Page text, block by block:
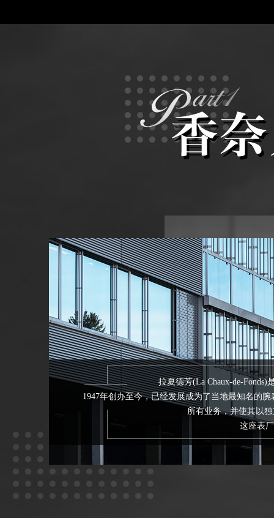
拉夏德芳(La Chaux-de-
1947年创办至今，已经发展成为了当地最知名的
所有业务，并使其以
这座表